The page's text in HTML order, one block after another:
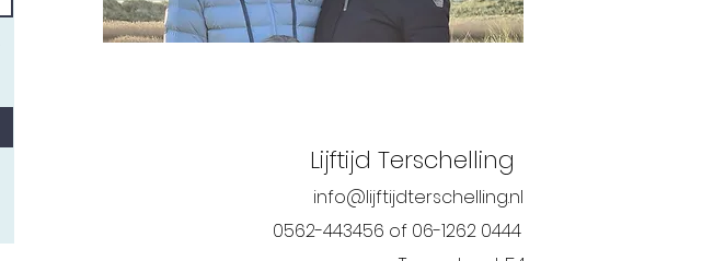
Lijftijd Terschelling
info@lijftijdterschelling.nl
0562-443456 of 06-1262 0444